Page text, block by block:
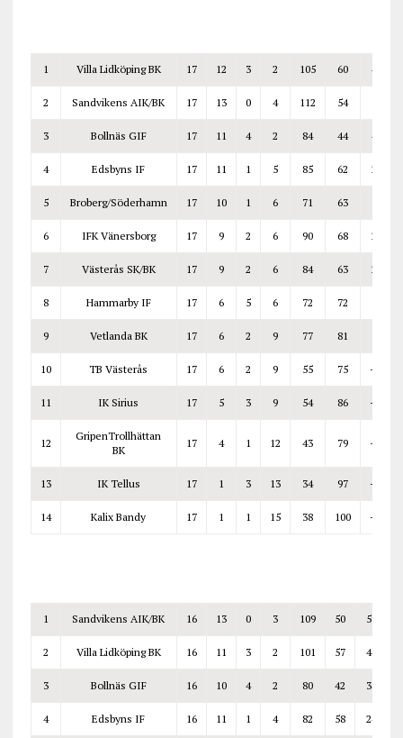
1 Villa Lidköping BK 17 12 3 2 105 60 45
2 Sandvikens AIK/BK 17 13 0 4 112 54
3 Bollnäs GIF 17 11 4 2 84 44 40
4 Edsbyns IF 17 11 1 5 85 62 23
5 Broberg/Söderhamn 17 10 1 6 71 63
6 IFK Vänersborg 17 9 2 6 90 68 22
7 Västerås SK/BK 17 9 2 6 84 63 21
8 Hammarby IF 17 6 5 6 72 72
9 Vetlanda BK 17 6 2 9 77 81
10 TB Västerås 17 6 2 9 55 75 -20
11 IK Sirius 17 5 3 9 54 86 -32
12
GripenTrollhättan
BK
17 4 1 12 43 79 -36
13 IK Tellus 17 1 3 13 34 97 -63
14 Kalix Bandy 17 1 1 15 38 100 -62
1 Sandvikens AIK/BK 16 13 0 3 109 50 59
2 Villa Lidköping BK 16 11 3 2 101 57 44
3 Bollnäs GIF 16 10 4 2 80 42 38
4 Edsbyns IF 16 11 1 4 82 58 24